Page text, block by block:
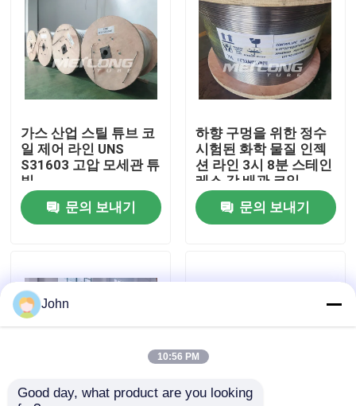
화면
우리에 대하여
공장 여행
품질 관리
뉴스
유압 제어 라인
가스 산업 스틸 튜브 코
일 제어 라인 UNS
S31603 고압 모세관 튜
빙
문의 보내기
하향 구멍을 위한 정수
시험된 화학 물질 인젝
션 라인 3시 8분 스테인
레스 강 배관 코일
문의 보내기
John
10:56 PM
Good day, what product are you looking